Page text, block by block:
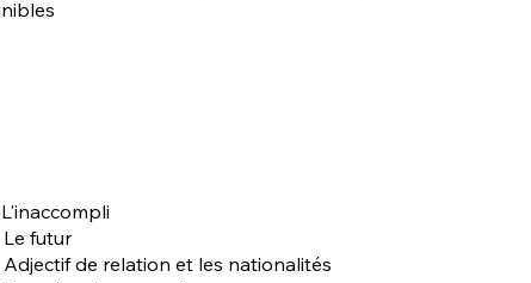
L'inaccompli
Le futur
Adjectif de relation et les nationalités